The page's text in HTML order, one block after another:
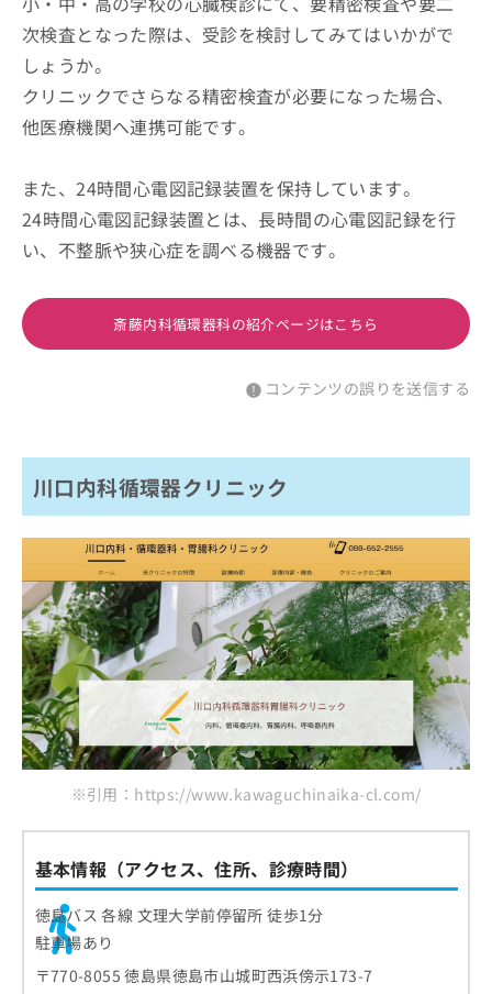
次検査となった際は、受診を検討してみてはいかがで
しょうか。
クリニックでさらなる精密検査が必要になった場合、
他医療機関へ連携可能です。
また、24時間心電図記録装置を保持しています。
24時間心電図記録装置とは、長時間の心電図記録を行
い、不整脈や狭心症を調べる機器です。
斎藤内科循環器科の紹介ページはこちら
コンテンツの誤りを送信する
川口内科循環器クリニック
※引用：https://www.kawaguchinaika-cl.com/
基本情報（アクセス、住所、診療時間）
徳島バス 各線 文理大学前停留所 徒歩1分
駐車場あり
〒770-8055 徳島県徳島市山城町西浜傍示173-7